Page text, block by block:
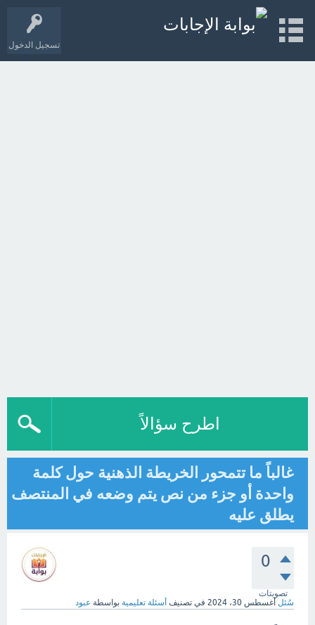
تسجيل الدخول
اطرح سؤالاً
غالباً ما تتمحور الخريطة الذهنية حول كلمة
واحدة أو جزء من نص يتم وضعه في المنتصف
يطلق عليه
0
تصويتات
سُئل أغسطس 30، 2024 في تصنيف أسئلة تعليمية بواسطة عبود